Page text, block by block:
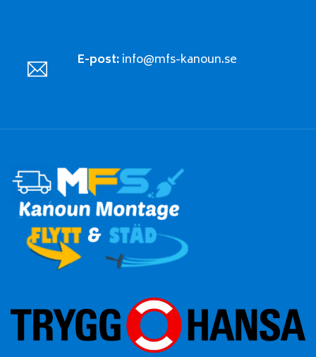
E-post:info@mfs-kanoun.se